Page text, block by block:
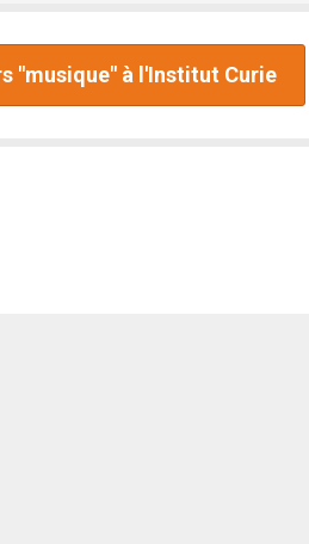
"musique" à l'Institut Curie